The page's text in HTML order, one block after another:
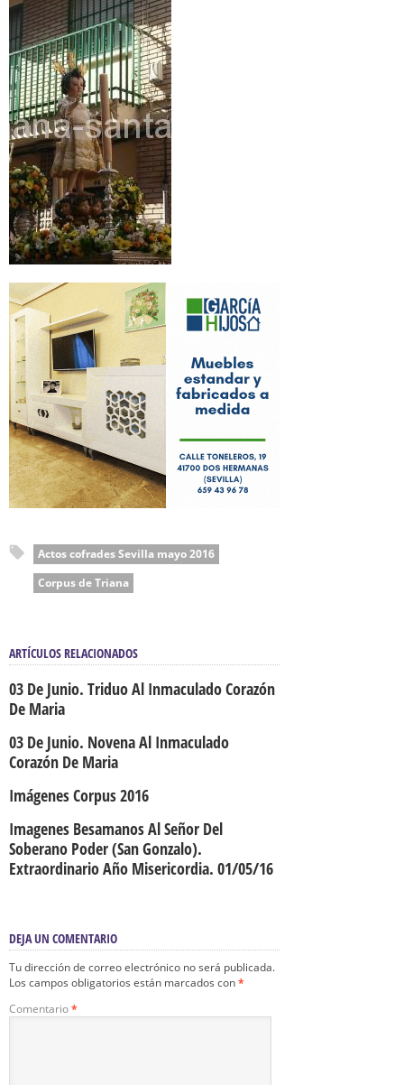
Actos cofrades Sevilla mayo 2016
Corpus de Triana
ARTÍCULOS RELACIONADOS
03 De Junio. Triduo Al Inmaculado Corazón
De Maria
03 De Junio. Novena Al Inmaculado
Corazón De Maria
Imágenes Corpus 2016
Imagenes Besamanos Al Señor Del
Soberano Poder (San Gonzalo).
Extraordinario Año Misericordia. 01/05/16
DEJA UN COMENTARIO
Tu dirección de correo electrónico no será publicada.
Los campos obligatorios están marcados con*
Comentario*